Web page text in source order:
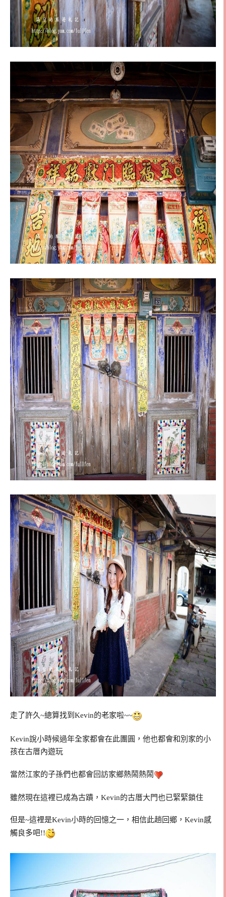
走了許久~總算找到Kevin的老家啦~~
Kevin說小時候過年全家都會在此團圓，他也都會和別家的小
孩在古厝內遊玩
當然江家的子孫們也都會回訪家鄉熱鬧熱鬧
雖然現在這裡已成為古蹟，Kevin的古厝大門也已緊緊鎖住
但是~這裡是Kevin小時的回憶之一，相信此趟回鄉，Kevin感
觸良多吧!!